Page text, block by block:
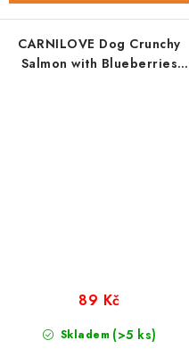
CARNILOVE Dog Crunchy
Salmon with Blueberries
Skladem (>5 ks)
89 Kč